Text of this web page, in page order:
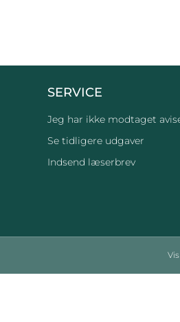
SERVICE
Jeg har ikke modtaget
Se tidligere udgaver
Indsend læserbrev